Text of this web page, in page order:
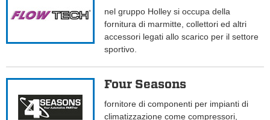
nel gruppo Holley si occupa della
fornitura di marmitte, collettori ed altri
accessori legati allo scarico per il settore
sportivo.
Four Seasons
fornitore di componenti per impianti di
climatizzazione come compressori,